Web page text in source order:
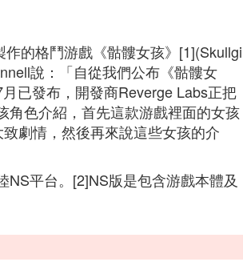
的格鬥游戲《骷髏女孩》[1](Skullgi
說：「自從我們公布《骷髏女
已發布，開發商Reverge Labs正把
角色介紹，首先這款游戲裡面的女孩
劇情，然後再來說這些女孩的介
NS平台。[2]NS版是包含游戲本體及